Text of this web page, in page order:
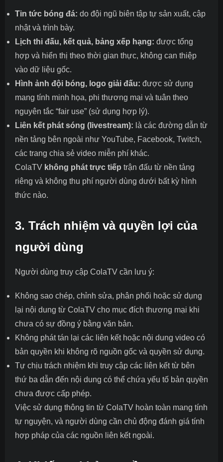
Tin tức bóng đá: do đội ngũ biên tập tự sản xuất, cập
nhật và trình bày.
Lịch thi đấu, kết quả, bảng xếp hạng: được tổng
hợp và hiển thị theo thời gian thực, không can thiệp
vào dữ liệu gốc.
Hình ảnh đội bóng, logo giải đấu: được sử dụng
mang tính minh họa, phi thương mại và tuân theo
nguyên tắc “fair use” (sử dụng hợp lý).
Liên kết phát sóng (livestream): là các đường dẫn từ
nền tảng bên ngoài như YouTube, Facebook, Twitch,
các trang chia sẻ video miễn phí khác.
ColaTV không phát trực tiếp trận đấu từ nền tảng
riêng và không thu phí người dùng dưới bất kỳ hình
thức nào.
3. Trách nhiệm và quyền lợi của
người dùng
Người dùng truy cập ColaTV cần lưu ý:
Không sao chép, chỉnh sửa, phân phối hoặc sử dụng
lại nội dung từ ColaTV cho mục đích thương mại khi
chưa có sự đồng ý bằng văn bản.
Không phát tán lại các liên kết hoặc nội dung video có
bản quyền khi không rõ nguồn gốc và quyền sử dụng.
Tự chịu trách nhiệm khi truy cập các liên kết từ bên
thứ ba dẫn đến nội dung có thể chứa yếu tố bản quyền
chưa được cấp phép.
Việc sử dụng thông tin từ ColaTV hoàn toàn mang tính
tự nguyện, và người dùng cần chủ động đánh giá tính
hợp pháp của các nguồn liên kết ngoài.